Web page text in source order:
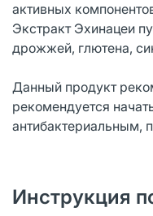
активных
Экстракт Эхинацеи
дрожжей, глютена,
Данный продукт
рекомендуется
антибактериальным,
Инструкция